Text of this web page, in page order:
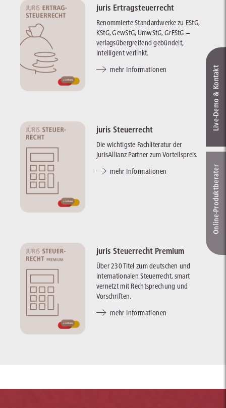
juris Ertragsteuerrecht
Renommierte Standardwerke zu EStG,
KStG, GewStG, UmwStG, GrEStG –
verlagsübergreifend gebündelt,
intelligent verlinkt.
mehr Informationen
juris Steuerrecht
Die wichtigste Fachliteratur der
jurisAllianz Partner zum Vorteilspreis.
mehr Informationen
juris Steuerrecht Premium
Über 230 Titel zum deutschen und
internationalen Steuerrecht, smart
vernetzt mit Rechtsprechung und
Vorschriften.
mehr Informationen
Live‑Demo & Kontakt
Online-Produkt­berater